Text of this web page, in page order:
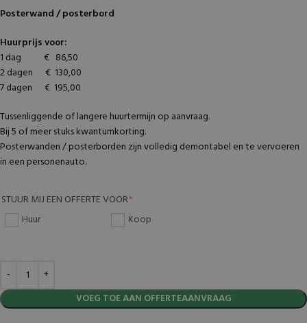
Posterwand / posterbord
Huurprijs voor:
1 dag € 86,50
2 dagen € 130,00
7 dagen € 195,00
Tussenliggende of langere huurtermijn op aanvraag.
Bij 5 of meer stuks kwantumkorting.
Posterwanden / posterborden zijn volledig demontabel en te vervoeren
in een personenauto.
STUUR MIJ EEN OFFERTE VOOR*
Huur
Koop
VOEG TOE AAN OFFERTEAANVRAAG